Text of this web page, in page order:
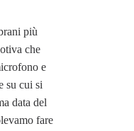
più
che
e
su cui si
data del
fare